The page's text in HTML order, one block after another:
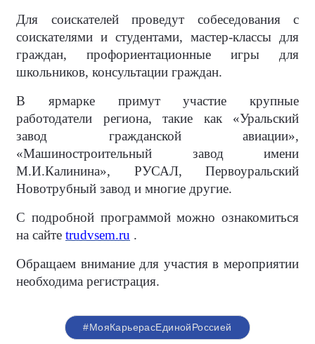
Для соискателей проведут собеседования с
соискателями и студентами, мастер-классы для
граждан, профориентационные игры для
школьников, консультации граждан.
В ярмарке примут участие крупные
работодатели региона, такие как «Уральский
завод гражданской авиации»,
«Машиностроительный завод имени
М.И.Калинина», РУСАЛ, Первоуральский
Новотрубный завод и многие другие.
С подробной программой можно ознакомиться
на сайте trudvsem.ru .
Обращаем внимание для участия в мероприятии
необходима регистрация.
#МояКарьерасЕдинойРоссией